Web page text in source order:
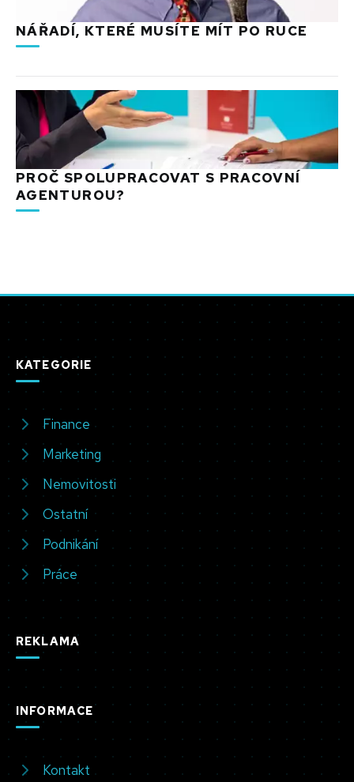
NÁŘADÍ, KTERÉ MUSÍTE MÍT PO RUCE
PROČ SPOLUPRACOVAT S PRACOVNÍ
AGENTUROU?
KATEGORIE
Finance
Marketing
Nemovitosti
Ostatní
Podnikání
Práce
REKLAMA
INFORMACE
Kontakt